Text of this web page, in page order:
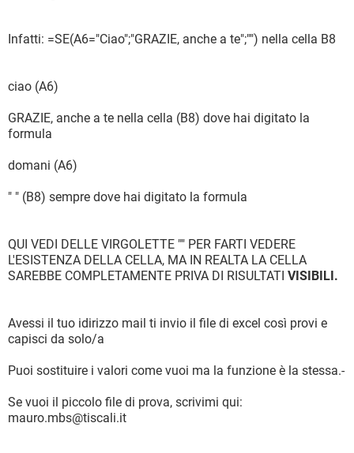
Infatti: =SE(A6="Ciao";"GRAZIE, anche a te";"") nella cella B8
ciao (A6)
GRAZIE, anche a te nella cella (B8) dove hai digitato la
formula
domani (A6)
" " (B8) sempre dove hai digitato la formula
QUI VEDI DELLE VIRGOLETTE "" PER FARTI VEDERE
L'ESISTENZA DELLA CELLA, MA IN REALTA LA CELLA
SAREBBE COMPLETAMENTE PRIVA DI RISULTATI VISIBILI.
Avessi il tuo idirizzo mail ti invio il file di excel così provi e
capisci da solo/a
Puoi sostituire i valori come vuoi ma la funzione è la stessa.-
Se vuoi il piccolo file di prova, scrivimi qui:
mauro.mbs@tiscali.it